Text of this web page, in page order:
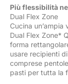
Più flessibilità
Dual Flex Zone
Cucina
Dual Flex Zone*
forma
usare recipienti
comprese
pasti per tutta la